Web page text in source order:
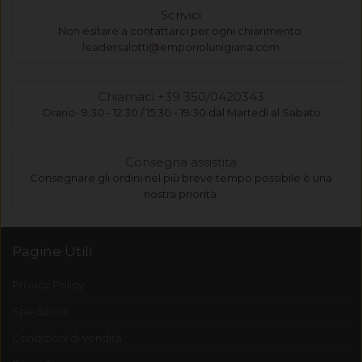
Scrivici
Non esitare a contattarci per ogni chiarimento
leadersalotti@emporiolunigiana.com
Chiamaci +39 350/0420343
Orario- 9:30 - 12:30 / 15:30 - 19:30 dal Martedì al Sabato
Consegna assistita
Consegnare gli ordini nel più breve tempo possibile è una
nostra priorità.
Pagine Utili